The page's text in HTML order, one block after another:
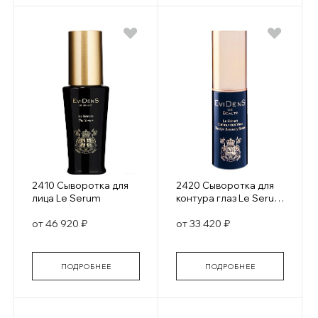
2410 Сыворотка для
лица Le Serum
от 46 920 ₽
ПОДРОБНЕЕ
2420 Сыворотка для
контура глаз Le Serum
от 33 420 ₽
ПОДРОБНЕЕ